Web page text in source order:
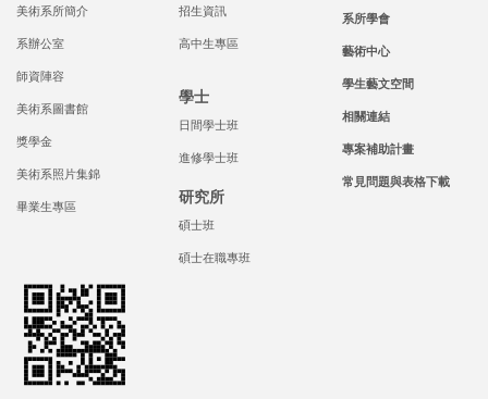
美術系所簡介
系辦公室
師資陣容
美術系圖書館
獎學金
美術系照片集錦
畢業生專區
招生資訊
高中生專區
學士
日間學士班
進修學士班
研究所
碩士班
碩士在職專班
系所學會
藝術中心
學生藝文空間
相關連結
專案補助計畫
常見問題與表格下載